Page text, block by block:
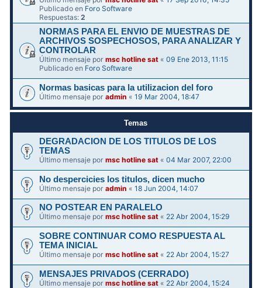
Publicado en Foro Software
Respuestas:2
NORMAS PARA EL ENVIO DE MUESTRAS DE
ARCHIVOS SOSPECHOSOS, PARA ANALIZAR Y
CONTROLAR
Último mensaje pormsc hotline sat «09 Ene 2013, 11:15
Publicado en Foro Software
Normas basicas para la utilizacion del foro
Último mensaje poradmin «19 Mar 2004, 18:47
Temas
DEGRADACION DE LOS TITULOS DE LOS
TEMAS
Último mensaje pormsc hotline sat «04 Mar 2007, 22:00
No despercicies los titulos, dicen mucho
Último mensaje poradmin «18 Jun 2004, 14:07
NO POSTEAR EN PARALELO
Último mensaje pormsc hotline sat « 22 Abr 2004, 15:29
SOBRE CONTINUAR COMO RESPUESTA AL
TEMA INICIAL
Último mensaje pormsc hotline sat « 22 Abr 2004, 15:27
MENSAJES PRIVADOS (CERRADO)
Último mensaje pormsc hotline sat « 22 Abr 2004, 15:24